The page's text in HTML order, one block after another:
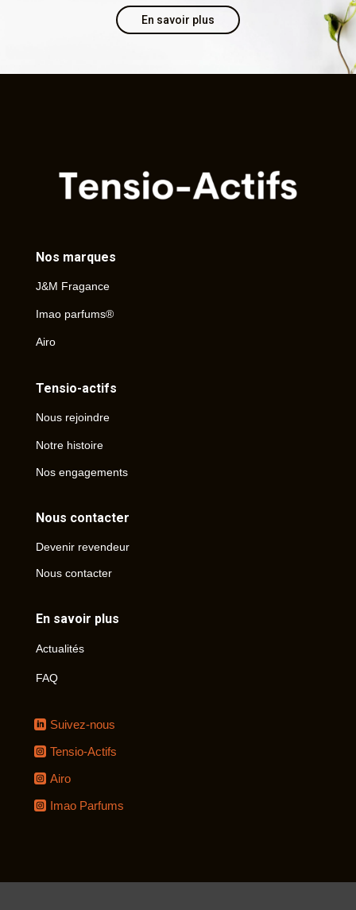
En savoir plus
Nos marques
J&M Fragance
Imao parfums®
Airo
Tensio-actifs
Nous rejoindre
Notre histoire
Nos engagements
Nous contacter
Devenir revendeur
Nous contacter
En savoir plus
Actualités
FAQ
Suivez-nous
Tensio-Actifs
Airo
Imao Parfums